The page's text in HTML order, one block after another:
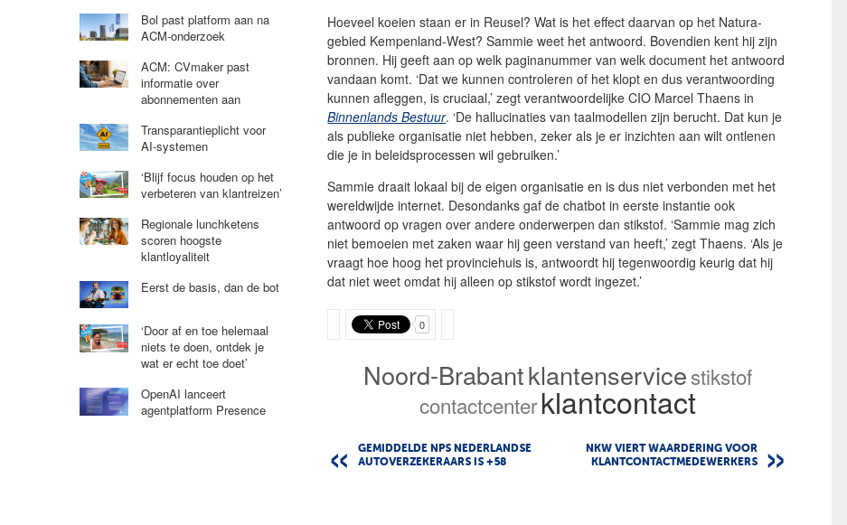
Hoeveel koeien staan er in Reusel? Wat is het effect daarvan op het Natura-
gebied Kempenland-West? Sammie weet het antwoord. Bovendien kent hij zijn
bronnen. Hij geeft aan op welk paginanummer van welk document het antwoord
vandaan komt. ‘Dat we kunnen controleren of het klopt en dus verantwoording
kunnen afleggen, is cruciaal,’ zegt verantwoordelijke CIO Marcel Thaens in
Binnenlands Bestuur. ‘De hallucinaties van taalmodellen zijn berucht. Dat kun je
als publieke organisatie niet hebben, zeker als je er inzichten aan wilt ontlenen
die je in beleidsprocessen wil gebruiken.’
Sammie draait lokaal bij de eigen organisatie en is dus niet verbonden met het
wereldwijde internet. Desondanks gaf de chatbot in eerste instantie ook
antwoord op vragen over andere onderwerpen dan stikstof. ‘Sammie mag zich
niet bemoeien met zaken waar hij geen verstand van heeft,’ zegt Thaens. ‘Als je
vraagt hoe hoog het provinciehuis is, antwoordt hij tegenwoordig keurig dat hij
dat niet weet omdat hij alleen op stikstof wordt ingezet.’
0
Noord-Brabantklantenservicestikstof
contactcenterklantcontact
GEMIDDELDE NPS NEDERLANDSE
AUTOVERZEKERAARS IS +58
NKW VIERT WAARDERING VOOR
KLANTCONTACTMEDEWERKERS
Bol past platform aan na
ACM-onderzoek
ACM: CVmaker past
informatie over
abonnementen aan
Transparantieplicht voor
AI-systemen
‘Blijf focus houden op het
verbeteren van klantreizen’
Regionale lunchketens
scoren hoogste
klantloyaliteit
Eerst de basis, dan de bot
‘Door af en toe helemaal
niets te doen, ontdek je
wat er echt toe doet’
OpenAI lanceert
agentplatform Presence